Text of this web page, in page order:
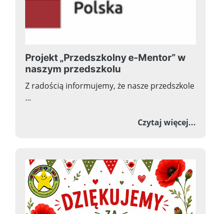
Projekt „Przedszkolny e-Mentor” w
naszym przedszkolu
Z radością informujemy, że nasze przedszkole
...
Czytaj więcej...o